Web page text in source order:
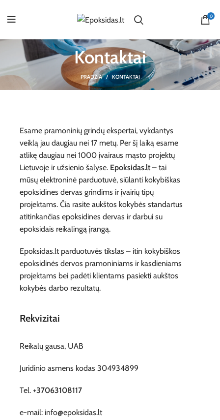
0
Kontaktai
PRADŽIA KONTAKTAI
Esame pramoninių grindų ekspertai, vykdantys
veiklą jau daugiau nei 17 metų. Per šį laiką esame
atlikę daugiau nei 1000 įvairaus mąsto projektų
Lietuvoje ir užsienio šalyse. Epoksidas.lt– tai
mūsų elektroninė parduotuvė, siūlanti kokybiškas
epoksidines dervas grindims ir įvairių tipų
projektams. Čia rasite aukštos kokybės standartus
atitinkančias epoksidines dervas ir darbui su
epoksidais reikalingą įrangą.
Epoksidas.lt parduotuvės tikslas – itin kokybiškos
epoksidinės dervos pramoniniams ir kasdieniams
projektams bei padėti klientams pasiekti aukštos
kokybės darbo rezultatų.
Rekvizitai
Reikalų gausa, UAB
Juridinio asmens kodas 304934899
Tel. +37063108117
e-mail: info@epoksidas.lt